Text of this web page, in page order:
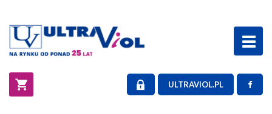
ULTRAVIOL.PL